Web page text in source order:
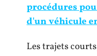
procédures
d'un véhicule
Les trajets